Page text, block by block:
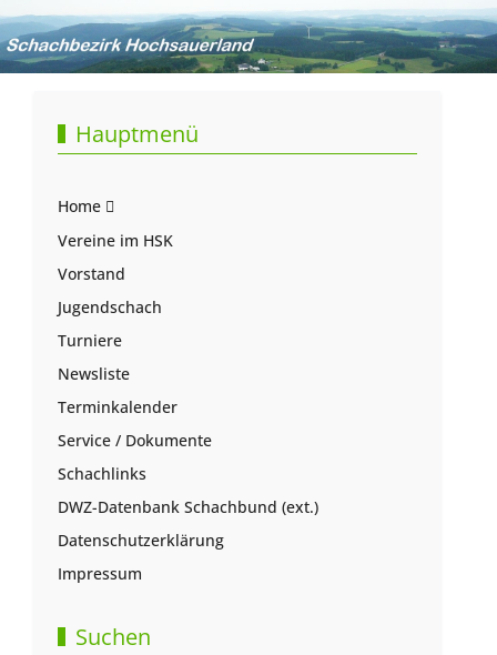
Hauptmenü
Home
Vereine im HSK
Vorstand
Jugendschach
Turniere
Newsliste
Terminkalender
Service / Dokumente
Schachlinks
DWZ-Datenbank Schachbund (ext.)
Datenschutzerklärung
Impressum
Suchen